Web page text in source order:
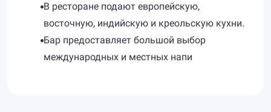
В ресторане подают европейскую,
восточную, индийскую и креольскую кухни.
Бар предоставляет большой выбор
международных и местных напи